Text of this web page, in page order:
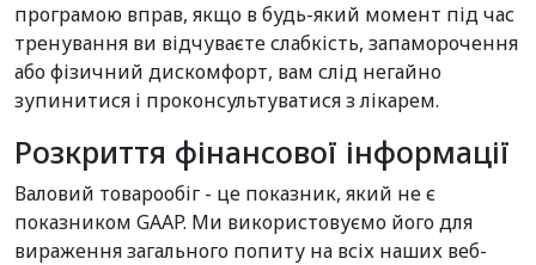
програмою вправ, якщо в будь-який момент під час
тренування ви відчуваєте слабкість, запаморочення
або фізичний дискомфорт, вам слід негайно
зупинитися і проконсультуватися з лікарем.
Розкриття фінансової інформації
Валовий товарообіг - це показник, який не є
показником GAAP. Ми використовуємо його для
вираження загального попиту на всіх наших веб-